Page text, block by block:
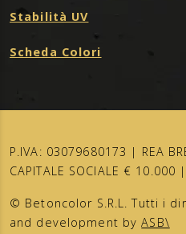
Stabilità UV
Scheda Colori
P.IVA: 03079680173 | REA
CAPITALE SOCIALE € 10.000 |
© Betoncolor S.R.L. Tutti i
and development byASB\